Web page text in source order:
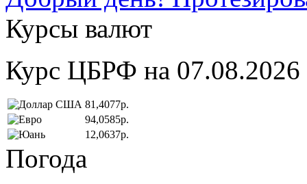
Курсы валют
Курс ЦБРФ на 07.08.2026
81,4077р.
94,0585р.
12,0637р.
Погода